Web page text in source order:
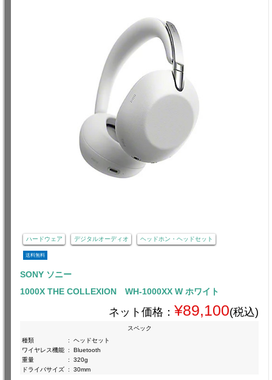
ハードウェア デジタルオーディオ ヘッドホン・ヘッドセット
送料無料
SONY ソニー
1000X THE COLLEXION WH-1000XX W ホワイト
ネット価格： ¥89,100(税込)
スペック
種類
:
ヘッドセット
ワイヤレス機能 :
Bluetooth
重量
:
320g
ドライバサイズ : 30mm